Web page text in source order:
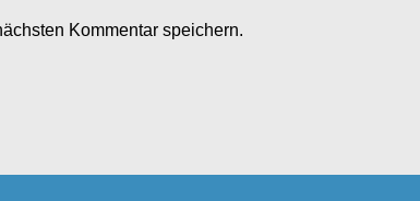
Kommentar speichern.